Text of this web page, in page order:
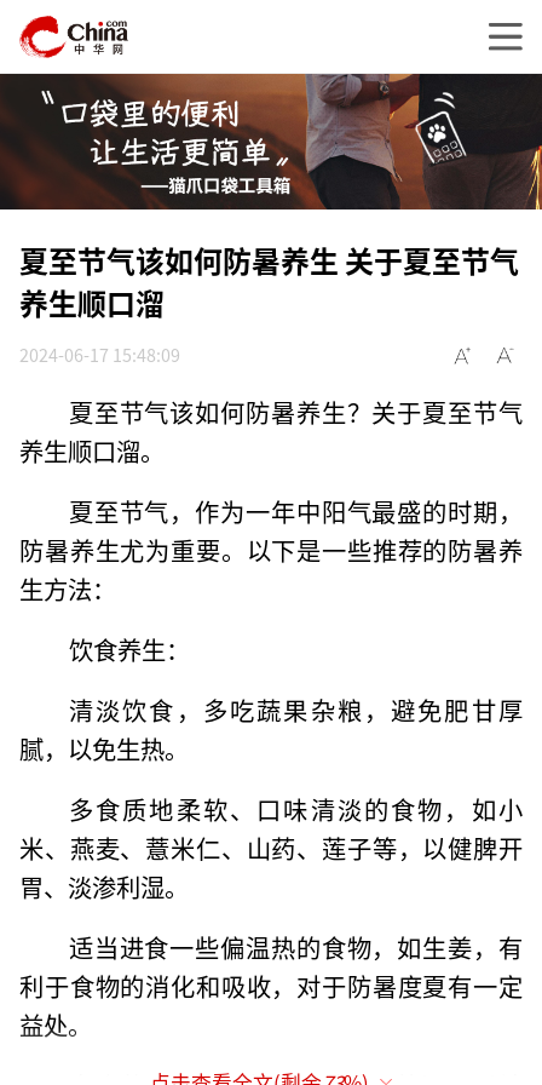
夏至节气该如何防暑养生 关于夏至节气
养生顺口溜
2024-06-17 15:48:09
夏至节气该如何防暑养生？关于夏至节气
养生顺口溜。
夏至节气，作为一年中阳气最盛的时期，
防暑养生尤为重要。以下是一些推荐的防暑养
生方法：
饮食养生：
清淡饮食，多吃蔬果杂粮，避免肥甘厚
腻，以免生热。
多食质地柔软、口味清淡的食物，如小
米、燕麦、薏米仁、山药、莲子等，以健脾开
胃、淡渗利湿。
适当进食一些偏温热的食物，如生姜，有
利于食物的消化和吸收，对于防暑度夏有一定
益处。